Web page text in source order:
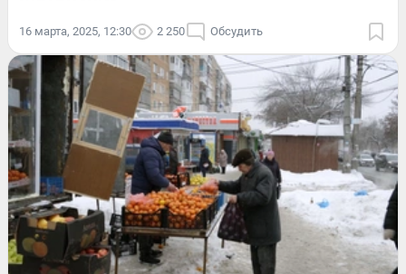
16 марта, 2025, 12:30 2 250 Обсудить